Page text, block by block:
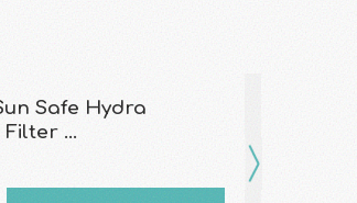
Safe Hydra
Filter …